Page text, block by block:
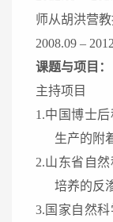
师从胡洪营
2008.09 –
课题与项目：
主持项目
1.中国博士
生产的附
2.山东省自
培养的反
3. 国家自然